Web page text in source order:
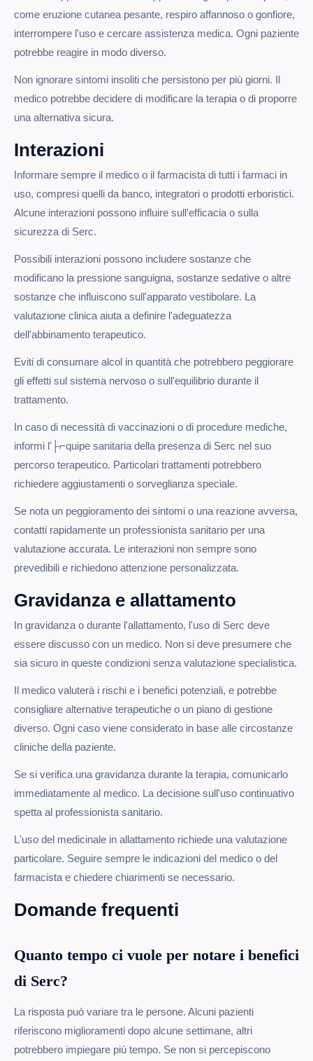
come eruzione cutanea pesante, respiro affannoso o gonfiore,
interrompere l'uso e cercare assistenza medica. Ogni paziente
potrebbe reagire in modo diverso.
Non ignorare sintomi insoliti che persistono per più giorni. Il
medico potrebbe decidere di modificare la terapia o di proporre
una alternativa sicura.
Interazioni
Informare sempre il medico o il farmacista di tutti i farmaci in
uso, compresi quelli da banco, integratori o prodotti erboristici.
Alcune interazioni possono influire sull'efficacia o sulla
sicurezza di Serc.
Possibili interazioni possono includere sostanze che
modificano la pressione sanguigna, sostanze sedative o altre
sostanze che influiscono sull'apparato vestibolare. La
valutazione clinica aiuta a definire l'adeguatezza
dell'abbinamento terapeutico.
Eviti di consumare alcol in quantità che potrebbero peggiorare
gli effetti sul sistema nervoso o sull'equilibrio durante il
trattamento.
In caso di necessità di vaccinazioni o di procedure mediche,
informi l'├⌐quipe sanitaria della presenza di Serc nel suo
percorso terapeutico. Particolari trattamenti potrebbero
richiedere aggiustamenti o sorveglianza speciale.
Se nota un peggioramento dei sintomi o una reazione avversa,
contatti rapidamente un professionista sanitario per una
valutazione accurata. Le interazioni non sempre sono
prevedibili e richiedono attenzione personalizzata.
Gravidanza e allattamento
In gravidanza o durante l'allattamento, l'uso di Serc deve
essere discusso con un medico. Non si deve presumere che
sia sicuro in queste condizioni senza valutazione specialistica.
Il medico valuterà i rischi e i benefici potenziali, e potrebbe
consigliare alternative terapeutiche o un piano di gestione
diverso. Ogni caso viene considerato in base alle circostanze
cliniche della paziente.
Se si verifica una gravidanza durante la terapia, comunicarlo
immediatamente al medico. La decisione sull'uso continuativo
spetta al professionista sanitario.
L'uso del medicinale in allattamento richiede una valutazione
particolare. Seguire sempre le indicazioni del medico o del
farmacista e chiedere chiarimenti se necessario.
Domande frequenti
Quanto tempo ci vuole per notare i benefici
di Serc?
La risposta può variare tra le persone. Alcuni pazienti
riferiscono miglioramenti dopo alcune settimane, altri
potrebbero impiegare più tempo. Se non si percepiscono